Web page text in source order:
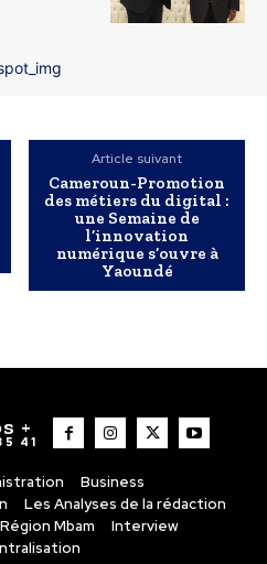
Article suivant
Cameroun-Promotion
des métiers du digital :
une Semaine de
l’innovation
numérique s’ouvre à
Yaoundé
+
41
Business
Les Analyses de la rédaction
Région Mbam
Interview